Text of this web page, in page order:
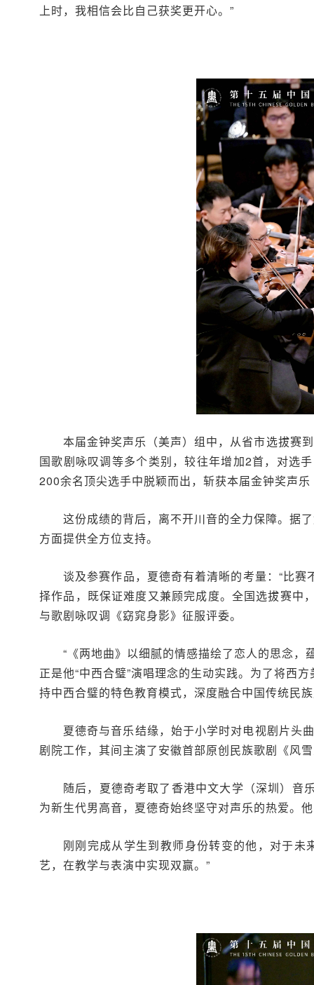
上时，我相信会比自己获奖更开心。”
本届金钟奖声乐（美声）组中，从省市选拔赛
国歌剧咏叹调等多个类别，较往年增加2首，对选
200余名顶尖选手中脱颖而出，斩获本届金钟奖声
这份成绩的背后，离不开川音的全力保障。据
方面提供全方位支持。
谈及参赛作品，夏德奇有着清晰的考量：“比
择作品，既保证难度又兼顾完成度。全国选拔赛中
与歌剧咏叹调《窈窕身影》征服评委。
“《两地曲》以细腻的情感描绘了恋人的思念
正是他“中西合璧”演唱理念的生动实践。为了将西
持中西合璧的特色教育模式，深度融合中国传统民
夏德奇与音乐结缘，始于小学时对电视剧片头
剧院工作，其间主演了安徽首部原创民族歌剧《风
随后，夏德奇考取了香港中文大学（深圳）音
为新生代男高音，夏德奇始终坚守对声乐的热爱。
刚刚完成从学生到教师身份转变的他，对于
艺，在教学与表演中实现双赢。”